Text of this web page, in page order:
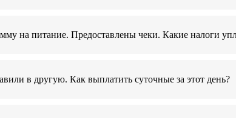
на питание. Предоставлены чеки. Какие налоги
в другую. Как выплатить суточные за этот день?